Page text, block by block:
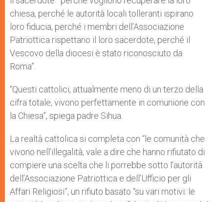
chiesa, perché le autorità locali tolleranti ispirano
loro fiducia, perché i membri dell’Associazione
Patriottica rispettano il loro sacerdote, perché il
Vescovo della diocesi è stato riconosciuto da
Roma”.
“Questi cattolici, attualmente meno di un terzo della
cifra totale, vivono perfettamente in comunione con
la Chiesa”, spiega padre Sihua.
La realtà cattolica si completa con “le comunità che
vivono nell’illegalità, vale a dire che hanno rifiutato di
compiere una scelta che li porrebbe sotto l’autorità
dell’Associazione Patriottica e dell’Ufficio per gli
Affari Religiosi”, un rifiuto basato “su vari motivi: le